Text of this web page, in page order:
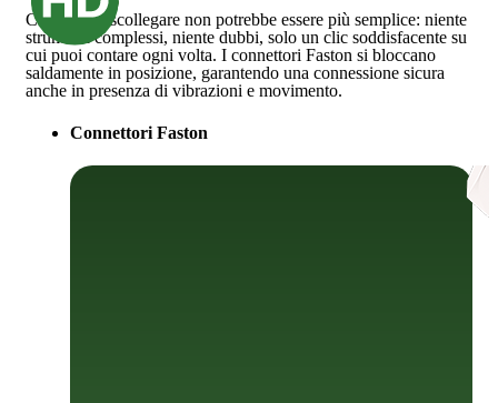
Collegare e scollegare non potrebbe essere più semplice: niente
strumenti complessi, niente dubbi, solo un clic soddisfacente su
cui puoi contare ogni volta. I connettori Faston si bloccano
saldamente in posizione, garantendo una connessione sicura
anche in presenza di vibrazioni e movimento.
Connettori Faston